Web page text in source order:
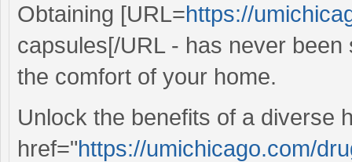
Obtaining [URL=https://
capsules[/URL - has never
the comfort of your home.
Unlock the benefits of a diverse
href="https://umichicago.com/